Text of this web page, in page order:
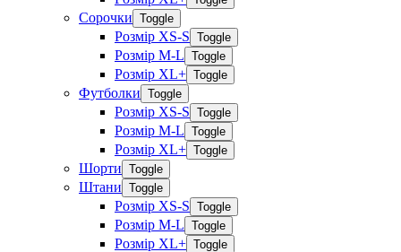
Сорочки Toggle
Розмір XS-S Toggle
Розмір M-L Toggle
Розмір XL+ Toggle
Футболки Toggle
Розмір XS-S Toggle
Розмір M-L Toggle
Розмір XL+ Toggle
Шорти Toggle
Штани Toggle
Розмір XS-S Toggle
Розмір M-L Toggle
Розмір XL+ Toggle